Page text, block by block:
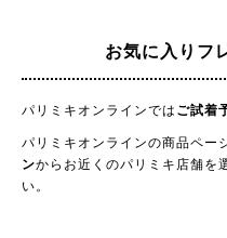
お気に入りフ
パリミキオンラインでは ご試着
パリミキオンラインの商品ペー
ンからお近くのパリミキ店舗を
い。